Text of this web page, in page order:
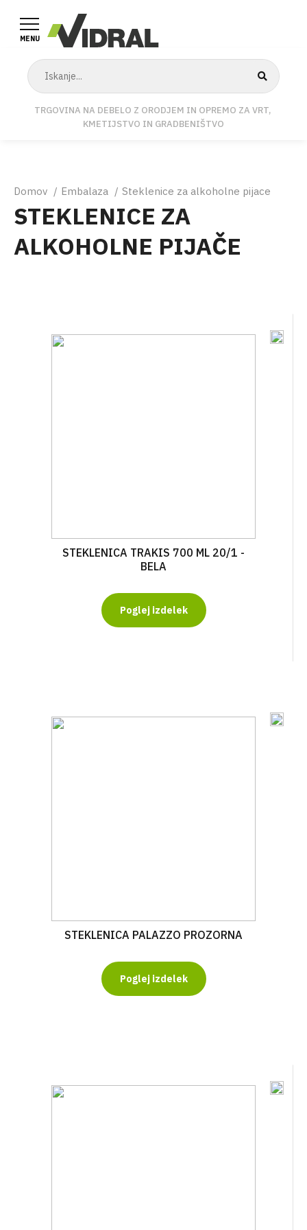
main
content
TRGOVINA NA DEBELO Z ORODJEM IN OPREMO ZA VRT,
KMETIJSTVO IN GRADBENIŠTVO
MENU
Breadcrumb
Domov Embalaza Steklenice za alkoholne pijace
STEKLENICE ZA
ALKOHOLNE PIJAČE
STEKLENICA TRAKIS 700 ML 20/1 -
BELA
Poglej izdelek
STEKLENICA PALAZZO PROZORNA
Poglej izdelek